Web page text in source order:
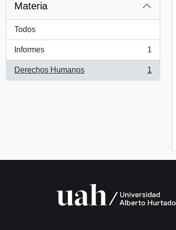
Materia
Todos
Informes
, 1 resultados
1
Derechos Humanos
, 1 resultados
1